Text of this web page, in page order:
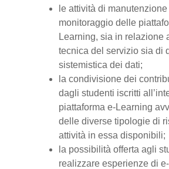
le attività di manutenzione
monitoraggio delle
Learning, sia in relazione
tecnica del servizio sia di
sistemistica dei dati;
la condivisione dei
dagli studenti iscritti
piattaforma e-Learning
delle diverse tipologie di
attività in essa disponibili;
la possibilità offerta agli
realizzare esperienze di